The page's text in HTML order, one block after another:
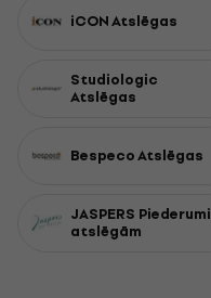
iCON Atslēgas
Studiologic
Atslēgas
Bespeco Atslēgas
JASPERS Piederumi
atslēgām